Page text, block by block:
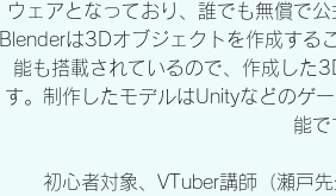
ウェアとなっており、誰でも無償で
Blenderは3Dオブジェクトを作成する
能も搭載されているので、作成した
す。制作したモデルはUnityなどのゲ
能で
初心者対象、VTuber講師（瀬戸